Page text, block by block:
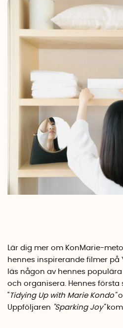
Lär dig mer om KonMarie-
hennes inspirerande filmer på
läs någon av hennes
och organisera. Hennes första
" Tidying Up with Marie Kondo"
Uppföljaren "Sparking Joy"